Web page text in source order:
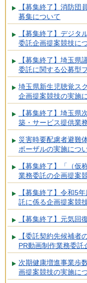
【募集終了】消防団
募集について
【募集終了】デジタ
委託企画提案競技に
【募集終了】埼玉県
委託に関する公募型
埼玉県新生児聴覚ス
企画提案競技の実施
【募集終了】埼玉県
築・サービス提供業
災害時要配慮者避難
ポーザルの実施につ
【募集終了】「（仮
業務委託の企画提案
【募集終了】令和5
託に係る企画提案競
【募集終了】元気回
【委託契約先候補者
PR動画制作業務委託
次期健康増進事業歩
画提案競技の実施に